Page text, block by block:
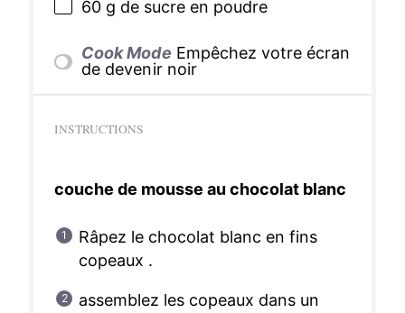
60 g de sucre en poudre
Cook Mode Empêchez votre écran
de devenir noir
INSTRUCTIONS
couche de mousse au chocolat blanc
Râpez le chocolat blanc en fins
copeaux .
assemblez les copeaux dans un